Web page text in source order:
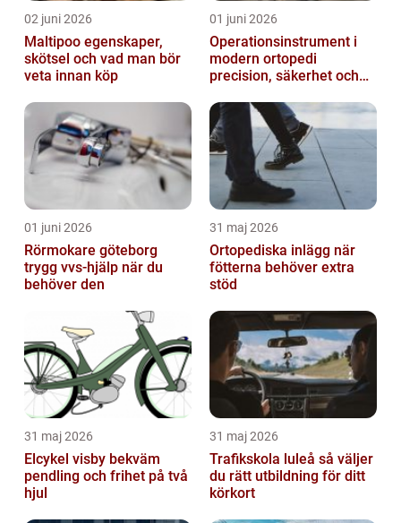
02 juni 2026
Maltipoo egenskaper,
skötsel och vad man bör
veta innan köp
01 juni 2026
Operationsinstrument i
modern ortopedi
precision, säkerhet och
01 juni 2026
Rörmokare göteborg
trygg vvs-hjälp när du
behöver den
31 maj 2026
Ortopediska inlägg när
fötterna behöver extra
stöd
31 maj 2026
Elcykel visby bekväm
pendling och frihet på två
hjul
31 maj 2026
Trafikskola luleå så väljer
du rätt utbildning för ditt
körkort